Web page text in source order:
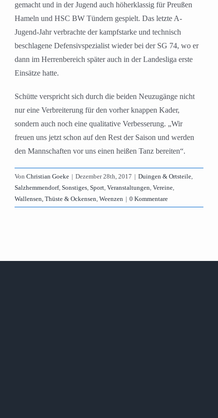
gemacht und in der Jugend auch höherklassig für Preußen
Hameln und HSC BW Tündern gespielt. Das letzte A-
Jugend-Jahr verbrachte der kampfstarke und technisch
beschlagene Defensivspezialist wieder bei der SG 74, wo er
dann im Herrenbereich später auch in der Landesliga erste
Einsätze hatte.
Schütte verspricht sich durch die beiden Neuzugänge nicht
nur eine Verbreiterung für den vorher knappen Kader,
sondern auch noch eine qualitative Verbesserung. „Wir
freuen uns jetzt schon auf den Rest der Saison und werden
den Mannschaften vor uns einen heißen Tanz bereiten“.
Von Christian Goeke | Dezember 28th, 2017 | Duingen & Ortsteile,
Salzhemmendorf, Sonstiges, Sport, Veranstaltungen, Vereine,
Wallensen, Thüste & Ockensen, Weenzen | 0 Kommentare